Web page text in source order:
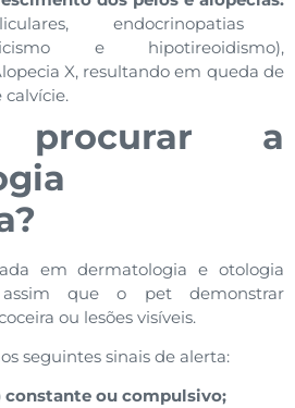
endocrinopatias
e hipotireoidismo),
X, resultando em queda de
procurar a
em dermatologia e otologia
que o pet demonstrar
ou lesões visíveis.
seguintes sinais de alerta:
constante ou compulsivo;